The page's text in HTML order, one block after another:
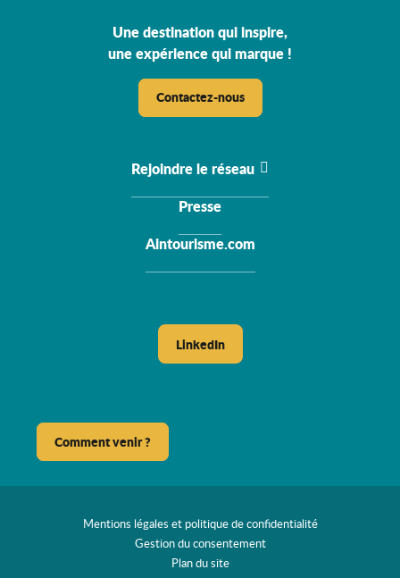
Une destination qui inspire,
une expérience qui marque !
Contactez-nous
Rejoindre le réseau
Presse
Aintourisme.com
LinkedIn
Comment venir ?
Mentions légales et politique de confidentialité
Gestion du consentement
Plan du site